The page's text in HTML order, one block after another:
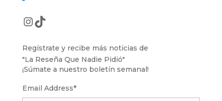
Instagram
TikTok
Regístrate y recibe más noticias de
"La Reseña Que Nadie Pidió"
¡Súmate a nuestro boletín semanal!
Email Address*